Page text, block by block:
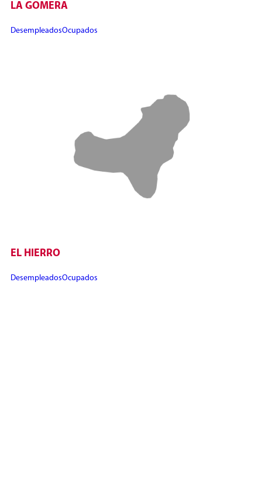
LA GOMERA
DesempleadosOcupados
EL HIERRO
DesempleadosOcupados